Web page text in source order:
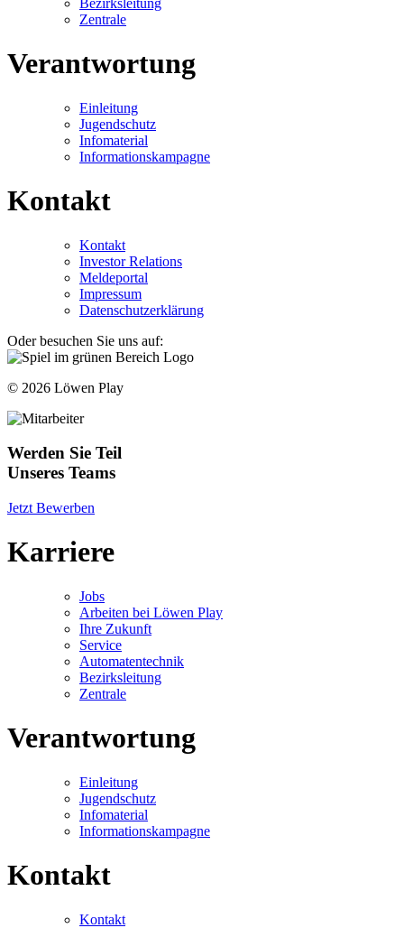
Zentrale
Verantwortung
Einleitung
Jugendschutz
Infomaterial
Informationskampagne
Kontakt
Kontakt
Investor Relations
Meldeportal
Impressum
Datenschutzerklärung
Oder besuchen Sie uns auf:
© 2026 Löwen Play
Werden Sie Teil
Unseres Teams
Jetzt Bewerben
Karriere
Jobs
Arbeiten bei Löwen Play
Ihre Zukunft
Service
Automatentechnik
Bezirksleitung
Zentrale
Verantwortung
Einleitung
Jugendschutz
Infomaterial
Informationskampagne
Kontakt
Kontakt